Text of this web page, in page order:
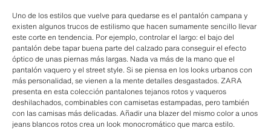
Uno de los estilos que vuelve para quedarse es el pantalón campana y
existen algunos trucos de estilismo que hacen sumamente sencillo llevar
este corte en tendencia. Por ejemplo, controlar el largo: el bajo del
pantalón debe tapar buena parte del calzado para conseguir el efecto
óptico de unas piernas más largas. Nada va más de la mano que el
pantalón vaquero y el street style. Si se piensa en los looks urbanos con
más personalidad, se vienen a la mente detalles desgastados. ZARA
presenta en esta colección pantalones tejanos rotos y vaqueros
deshilachados, combinables con camisetas estampadas, pero también
con las camisas más delicadas. Añadir una blazer del mismo color a unos
jeans blancos rotos crea un look monocromático que marca estilo.